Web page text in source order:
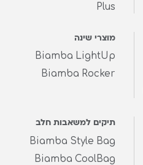
Plus
מוצרי שינה
Biamba LightUp
Biamba Rocker
תיקים למשאבות חלב
Biamba Style Bag
Biamba CoolBag